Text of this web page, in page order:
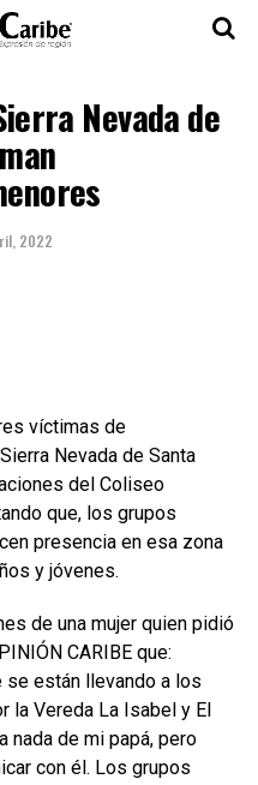
Nevada de
2022
víctimas de
Nevada de Santa
del Coliseo
que, los grupos
presencia en esa zona
y jóvenes.
de una mujer quien pidió
CARIBE que:
se están llevando a los
la Vereda La Isabel y El
nada de mi papá, pero
con él. Los grupos